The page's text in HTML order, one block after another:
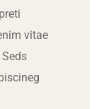
vitae